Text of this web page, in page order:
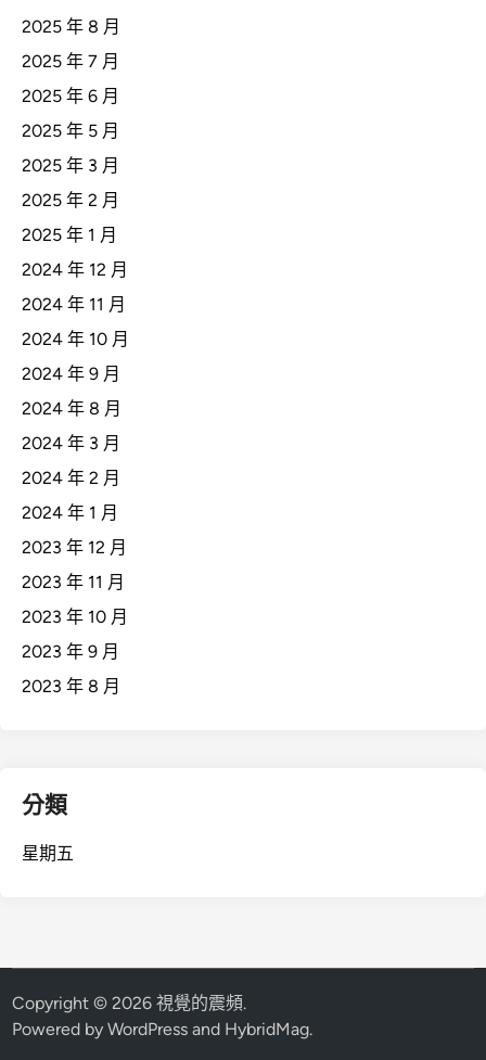
2025 年 8 月
2025 年 7 月
2025 年 6 月
2025 年 5 月
2025 年 3 月
2025 年 2 月
2025 年 1 月
2024 年 12 月
2024 年 11 月
2024 年 10 月
2024 年 9 月
2024 年 8 月
2024 年 3 月
2024 年 2 月
2024 年 1 月
2023 年 12 月
2023 年 11 月
2023 年 10 月
2023 年 9 月
2023 年 8 月
分類
星期五
Copyright © 2026視覺的震頻.
Powered byWordPress and HybridMag.